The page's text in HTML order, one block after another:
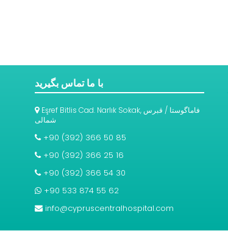
با ما تماس بگیرید
Eşref Bitlis Cad. Narlık Sokak, فاماگوستا / قبرس
شمالی
+90 (392) 366 50 85
+90 (392) 366 25 16
+90 (392) 366 54 30
+90 533 874 55 62
info@cypruscentralhospital.com